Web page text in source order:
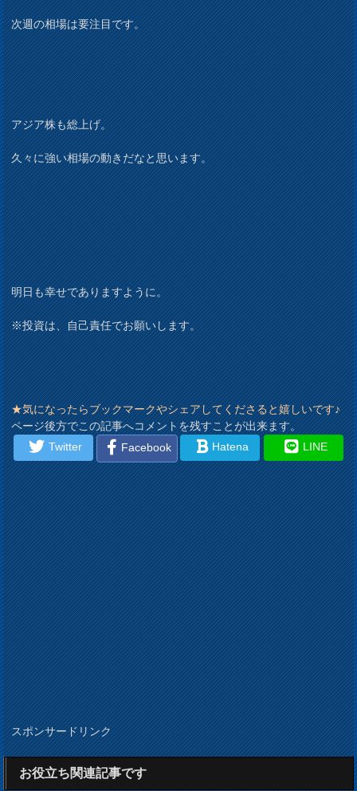
次週の相場は要注目です。
アジア株も総上げ。
久々に強い相場の動きだなと思います。
明日も幸せでありますように。
※投資は、自己責任でお願いします。
★気になったらブックマークやシェアしてくださると嬉しいです♪
ページ後方でこの記事へコメントを残すことが出来ます。
Twitter
Facebook Hatena LINE
スポンサードリンク
お役立ち関連記事です